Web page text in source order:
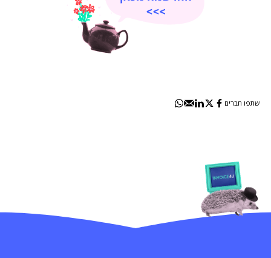
שתפו חברים